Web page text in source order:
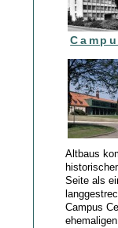
Altbaus
Seite als
Campus